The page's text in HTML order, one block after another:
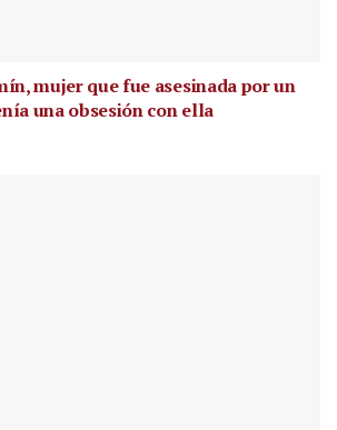
mujer que fue asesinada por un
una obsesión con ella